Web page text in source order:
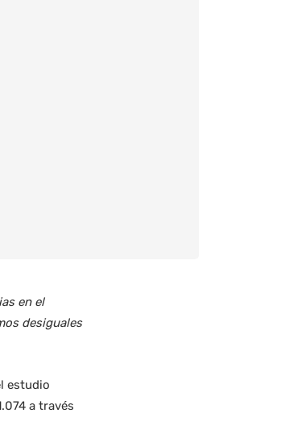
en el
desiguales
estudio
a través